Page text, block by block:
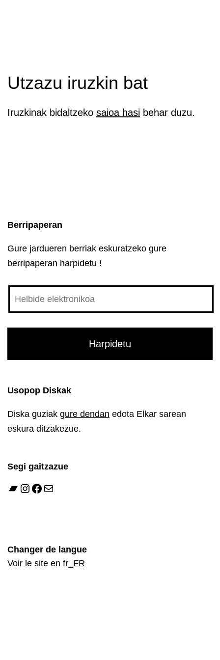
Utzazu iruzkin bat
Iruzkinak bidaltzeko saioa hasi behar duzu.
Berripaperan
Gure jardueren berriak eskuratzeko gure
berripaperan harpidetu !
Usopop Diskak
Diska guziak gure dendan edota Elkar sarean
eskura ditzakezue.
Segi gaitzazue
Bandcamp
Instagram
Facebook
Mail
Changer de langue
Voir le site en fr_FR